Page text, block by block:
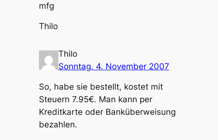
mfg
Thilo
Thilo
Sonntag, 4. November 2007
So, habe sie bestellt, kostet mit
Steuern 7.95€. Man kann per
Kreditkarte oder Banküberweisung
bezahlen.